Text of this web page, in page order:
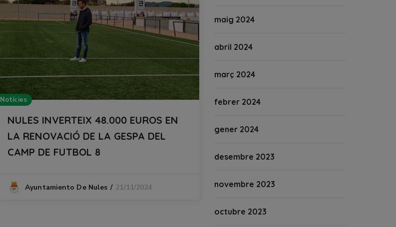
Notícies
NULES INVERTEIX 48.000 EUROS EN
LA RENOVACIÓ DE LA GESPA DEL
CAMP DE FUTBOL 8
Ayuntamiento De Nules 21/11/2024
maig 2024
abril 2024
març 2024
febrer 2024
gener 2024
desembre 2023
novembre 2023
octubre 2023